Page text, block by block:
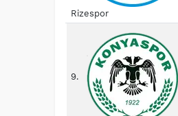
Rizespor
9.